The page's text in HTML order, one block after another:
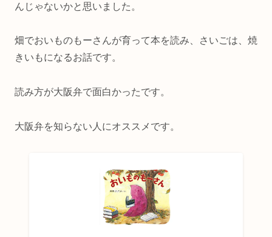
んじゃないかと思いました。
畑でおいものもーさんが育って本を読み、さいごは、焼
きいもになるお話です。
読み方が大阪弁で面白かったです。
大阪弁を知らない人にオススメです。